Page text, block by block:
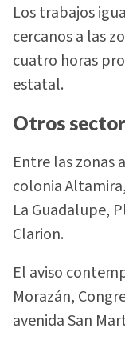
Los trabajos
cercanos a las
cuatro horas
estatal.
Otros
Entre las zonas
colonia
La Guadalupe,
Clarion.
El aviso
Morazán,
avenida San